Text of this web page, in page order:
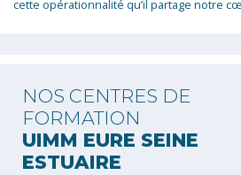
cette opérationnalité qu’il partage notre
NOS CENTRES DE
FORMATION
UIMM EURE SEINE
ESTUAIRE